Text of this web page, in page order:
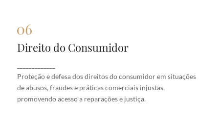
Direito do Consumidor
Proteção e defesa dos direitos do consumidor em situações
de abusos, fraudes e práticas comerciais injustas,
promovendo acesso a reparações e justiça.
Direito do Consumidor
situações de abusos, fraudes e práticas comerciais
injustas, promovendo acesso a reparações e justiça.